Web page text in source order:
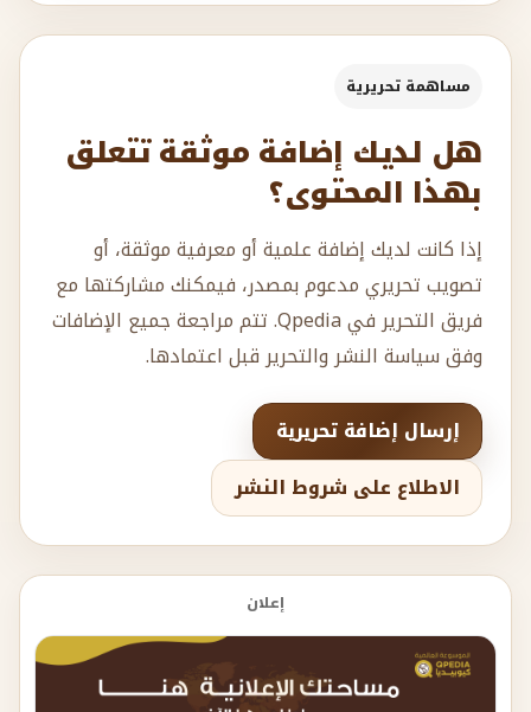
مساهمة تحريرية
هل لديك إضافة موثقة تتعلق
بهذا المحتوى؟
إذا كانت لديك إضافة علمية أو معرفية موثقة، أو
تصويب تحريري مدعوم بمصدر، فيمكنك مشاركتها مع
فريق التحرير في Qpedia. تتم مراجعة جميع الإضافات
وفق سياسة النشر والتحرير قبل اعتمادها.
إرسال إضافة تحريرية
الاطلاع على شروط النشر
إعلان